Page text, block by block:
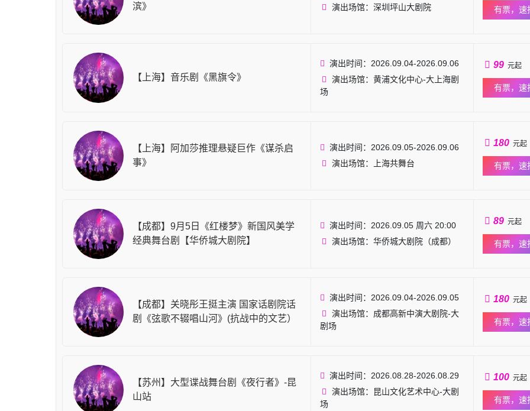
滨》
演出场馆：深圳坪山大剧院
有票，速
【上海】音乐剧《黑旗令》
演出时间：2026.09.04-2026.09.06
演出场馆：黄浦文化中心-大上海剧
场
99 元起
有票，速
【上海】阿加莎推理悬疑巨作《谋杀启
事》
演出时间：2026.09.05-2026.09.06
演出场馆：上海共舞台
180 元起
有票，速
【成都】9月5日《红楼梦》新国风美学
经典舞台剧【华侨城大剧院】
演出时间：2026.09.05 周六 20:00
演出场馆：华侨城大剧院（成都）
89 元起
有票，速
【成都】关晓彤王挺主演 国家话剧院话
剧《弦歌不辍唱山河》(抗战中的文艺）
演出时间：2026.09.04-2026.09.05
演出场馆：成都高新中演大剧院-大
剧场
180 元起
有票，速
【苏州】大型谍战舞台剧《夜行者》-昆
山站
演出时间：2026.08.28-2026.08.29
演出场馆：昆山文化艺术中心-大剧
场
100 元起
有票，速